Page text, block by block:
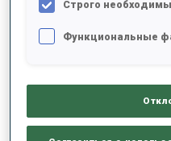
2
4 23 M. ULDAL
Строго
Функциональные